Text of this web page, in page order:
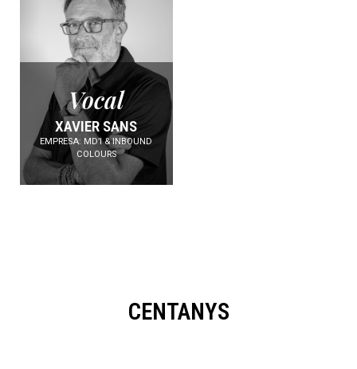
Vocal
XAVIER SANS
EMPRESA: MD’I & INBOUND
COLOURS
CENTANYS